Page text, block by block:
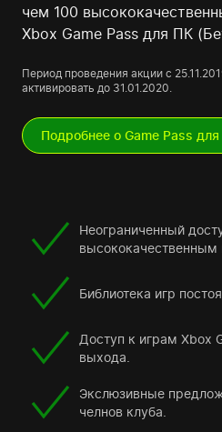
чем 100
Xbox Game Pass для ПК
Период проведения акции с
активировать до 31.01.2020.
Подробнее о Game Pass
Неограниченный
высококачественным
Библиотека игр
Доступ к играм Xbox
выхода.
Экслюзивные
челнов клуба.